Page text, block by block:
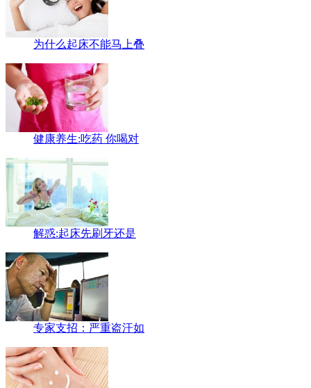
为什么起床不能马上叠
健康养生:吃药 你喝对
解惑:起床先刷牙还是
专家支招：严重盗汗如